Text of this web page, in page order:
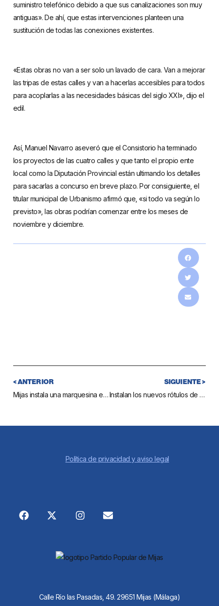
suministro telefónico debido a que sus canalizaciones son muy
antiguas». De ahí, que estas intervenciones planteen una
sustitución de todas las conexiones existentes.
«Estas obras no van a ser solo un lavado de cara. Van a mejorar
las tripas de estas calles y van a hacerlas accesibles para todos
para acoplarlas a las necesidades básicas del siglo XXI», dijo el
edil.
Así, Manuel Navarro aseveró que el Consistorio ha terminado
los proyectos de las cuatro calles y que tanto el propio ente
local como la Diputación Provincial están ultimando los detalles
para sacarlas a concurso en breve plazo. Por consiguiente, el
titular municipal de Urbanismo afirmó que, «si todo va según lo
previsto», las obras podrían comenzar entre los meses de
noviembre y diciembre.
< ANTERIOR
Mijas instala una marquesina en la parada de taxis del Centro de Salud de Las Lagunas para aliviar de las inclemencias del tiempo a usuarios y taxistas
SIGUIENTE >
Instalan los nuevos rótulos de calles de Mijas Pueblo
Calle Río las Pasadas, 49. 29651 Mijas (Málaga)
Política de privacidad y aviso legal